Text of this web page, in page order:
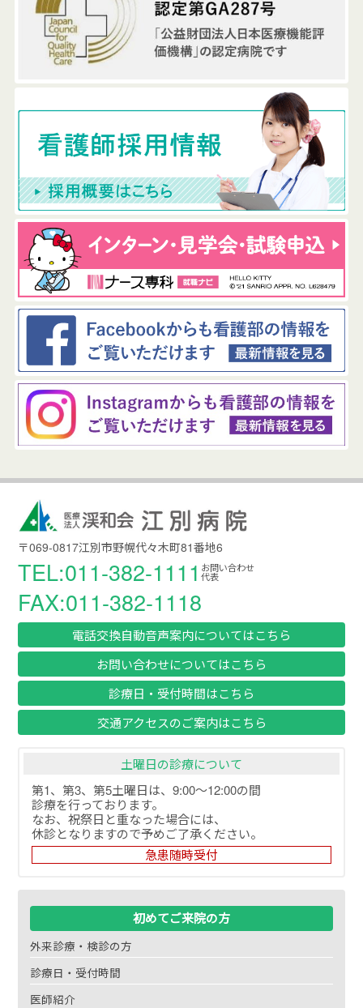
〒069-0817江別市野幌代々木町81番地6
TEL:011-382-1111お問い合わせ
代表
FAX:011-382-1118
電話交換自動音声案内についてはこちら
お問い合わせについてはこちら
診療日・受付時間はこちら
交通アクセスのご案内はこちら
土曜日の診療について
第1、第3、第5土曜日は、9:00～12:00の間
診療を行っております。
なお、祝祭日と重なった場合には、
休診となりますので予めご了承ください。
急患随時受付
初めてご来院の方
外来診療・検診の方
診療日・受付時間
医師紹介